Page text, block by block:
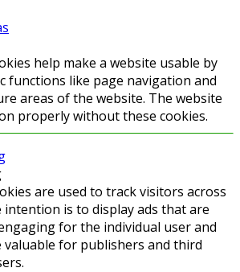
help make a website usable by
functions like page navigation and
areas of the website. The website
properly without these cookies.
are used to track visitors across
intention is to display ads that are
for the individual user and
for publishers and third